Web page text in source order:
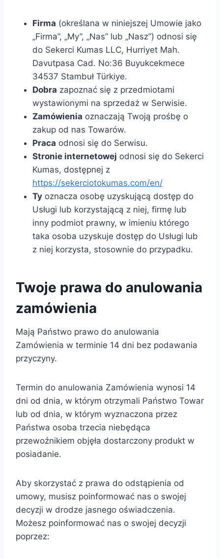
Firma (określana w niniejszej Umowie jako
„Firma”, „My”, „Nas” lub „Nasz”) odnosi się
do Sekerci Kumas LLC, Hurriyet Mah.
Davutpasa Cad. No:36 Buyukcekmece
34537 Stambuł Türkiye.
Dobra zapoznać się z przedmiotami
wystawionymi na sprzedaż w Serwisie.
Zamówienia oznaczają Twoją prośbę o
zakup od nas Towarów.
Praca odnosi się do Serwisu.
Stronie internetowej odnosi się do Sekerci
Kumas, dostępnej z
https://sekerciotokumas.com/en/
Ty oznacza osobę uzyskującą dostęp do
Usługi lub korzystającą z niej, firmę lub
inny podmiot prawny, w imieniu którego
taka osoba uzyskuje dostęp do Usługi lub
z niej korzysta, stosownie do przypadku.
Twoje prawa do anulowania
zamówienia
Mają Państwo prawo do anulowania
Zamówienia w terminie 14 dni bez podawania
przyczyny.
Termin do anulowania Zamówienia wynosi 14
dni od dnia, w którym otrzymali Państwo Towar
lub od dnia, w którym wyznaczona przez
Państwa osoba trzecia niebędąca
przewoźnikiem objęła dostarczony produkt w
posiadanie.
Aby skorzystać z prawa do odstąpienia od
umowy, musisz poinformować nas o swojej
decyzji w drodze jasnego oświadczenia.
Możesz poinformować nas o swojej decyzji
poprzez: